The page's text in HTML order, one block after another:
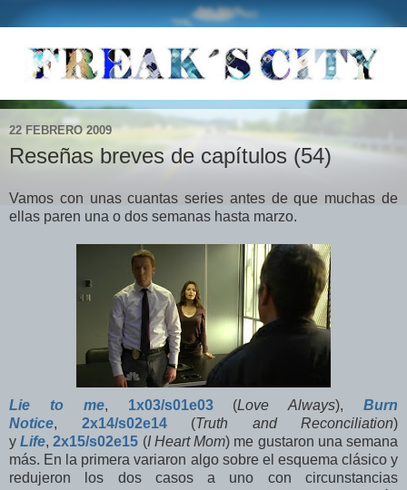
22 FEBRERO 2009
Reseñas breves de capítulos (54)
Vamos con unas cuantas series antes de que muchas de
ellas paren una o dos semanas hasta marzo.
Lie to me, 1x03/s01e03(Love Always),Burn
Notice, 2x14/s02e14(Truth and Reconciliation)
yLife,2x15/s02e15 (I Heart Mom) me gustaron una semana
más. En la primera variaron algo sobre el esquema clásico y
redujeron los dos casos a uno con circunstancias